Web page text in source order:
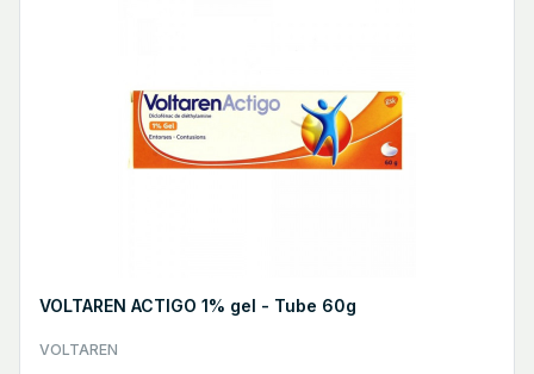
VOLTAREN ACTIGO 1% gel - Tube 60g
VOLTAREN